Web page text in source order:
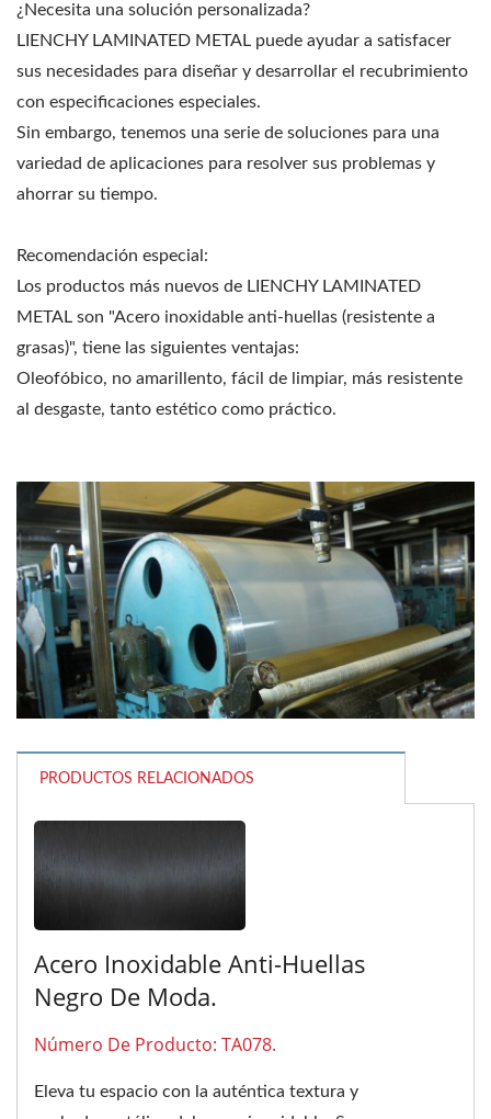
¿Necesita una solución personalizada?
LIENCHY LAMINATED METAL puede ayudar a satisfacer
sus necesidades para diseñar y desarrollar el recubrimiento
con especificaciones especiales.
Sin embargo, tenemos una serie de soluciones para una
variedad de aplicaciones para resolver sus problemas y
ahorrar su tiempo.
Recomendación especial:
Los productos más nuevos de LIENCHY LAMINATED
METAL son "Acero inoxidable anti-huellas (resistente a
grasas)", tiene las siguientes ventajas:
Oleofóbico, no amarillento, fácil de limpiar, más resistente
al desgaste, tanto estético como práctico.
PRODUCTOS RELACIONADOS
Acero Inoxidable Anti-Huellas
Negro De Moda.
Número De Producto: TA078.
Eleva tu espacio con la auténtica textura y